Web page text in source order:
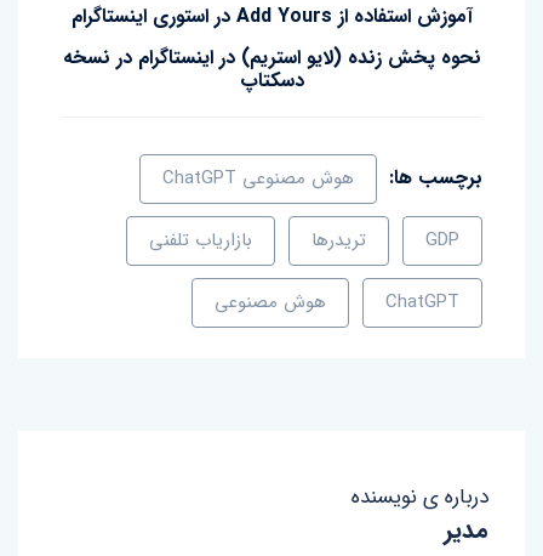
آموزش استفاده از Add Yours در استوری اینستاگرام
نحوه پخش زنده (لایو استریم) در اینستاگرام در نسخه
دسکتاپ
برچسب ها: هوش مصنوعی ChatGPT
GDP تریدرها بازاریاب تلفنی
ChatGPT هوش مصنوعی
درباره ی نویسنده
مدیر